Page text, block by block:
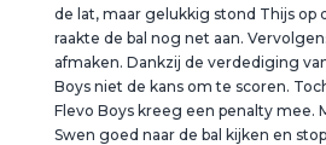
de lat, maar gelukkig stond Thijs op
raakte de bal nog net aan.
afmaken. Dankzij de verdediging
Boys niet de kans om te scoren.
Flevo Boys kreeg een penalty mee.
Swen goed naar de bal kijken en